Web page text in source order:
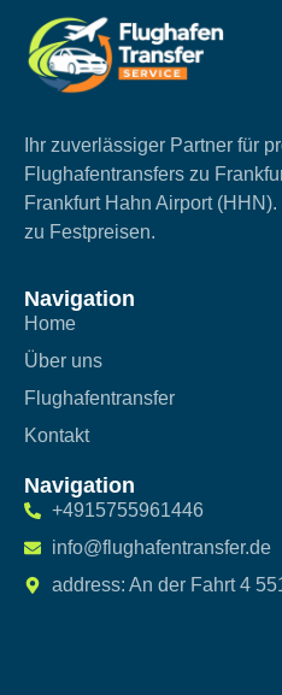
Ihr zuverlässiger Partner für
Flughafentransfers zu
Frankfurt Hahn Airport
zu Festpreisen.
Navigation
Home
Über uns
Flughafentransfer
Kontakt
Navigation
+4915755961446
info@flughafentransfer.de
address: An der Fahrt 4